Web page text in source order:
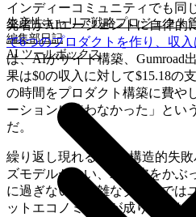
生産性キャリア戦略プロジェクト
編集部日記
AI ツールボックス
インディーコミュニティでも同
発者がAIエージェントに自律的
で6つのプロダクトを作り、収入
は、AIがサイト構築、Gumroad
果は$0の収入に対して$15.18の
の時間をプロダクト構築に費や
ーションに使わなかった」とい
だ。
繰り返し現れる5つの構造的失
ズモデルがない、AIの皮をかぶ
に過ぎない、複雑なタスクでは
ットエコノミクスが成り立たな